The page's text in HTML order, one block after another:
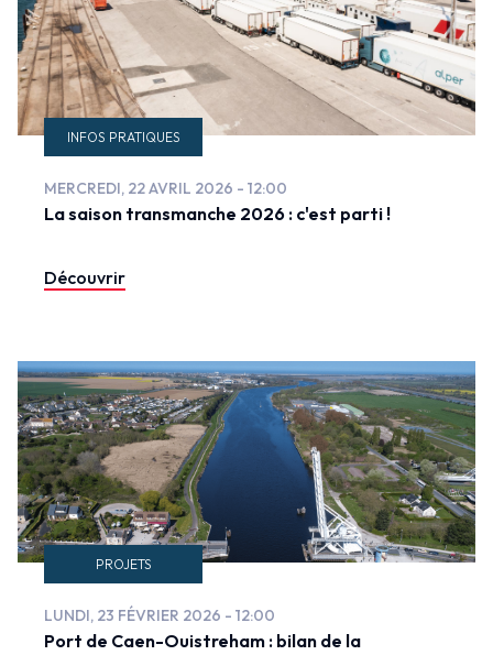
INFOS PRATIQUES
MERCREDI, 22 AVRIL 2026 - 12:00
La saison transmanche 2026 : c'est parti !
Découvrir
PROJETS
LUNDI, 23 FÉVRIER 2026 - 12:00
Port de Caen-Ouistreham : bilan de la